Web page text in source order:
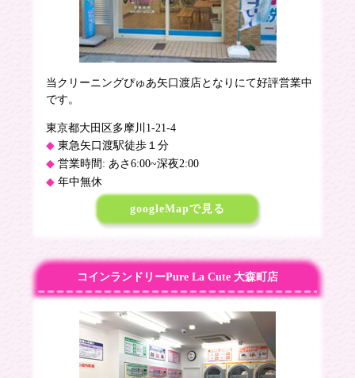
当クリーニングぴゅあ矢口渡店となりにて好評営業中
です。
東京都大田区多摩川1-21-4
東急矢口渡駅徒歩１分
営業時間: あさ6:00~深夜2:00
年中無休
googleMapで見る
コインランドリーPure La Cute 大森町店